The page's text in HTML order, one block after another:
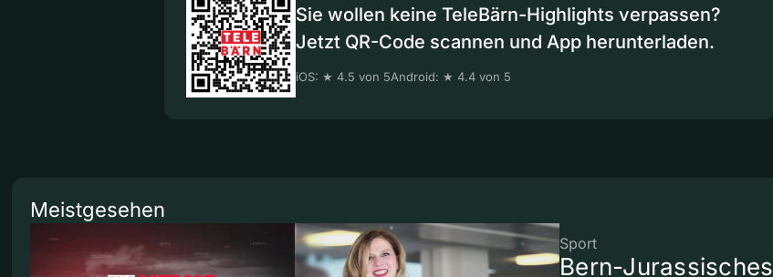
Sie wollen keine TeleBärn-Highlights verpassen?
Jetzt QR-Code scannen und App herunterladen.
iOS: ★ 4.5 von 5Android: ★ 4.4 von 5
Meistgesehen
Sport
Bern-Jurassisches